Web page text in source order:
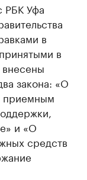
РБК Уфа
в
в
закона: «О
приемным
и «О
средств